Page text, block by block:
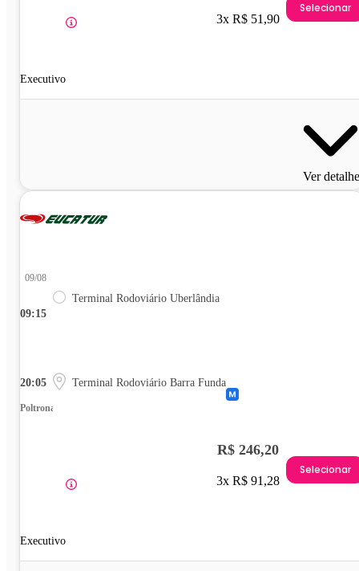
Executivo
3x R$ 51,90
Selecionar
Ver
09:15
09/08
Terminal Rodoviário Uberlândia
20:05 Terminal Rodoviário Barra Funda
Poltrona
Executivo
R$ 246,20
3x R$ 91,28
Selecionar